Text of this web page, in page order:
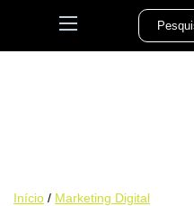
Início / Marketing Digital